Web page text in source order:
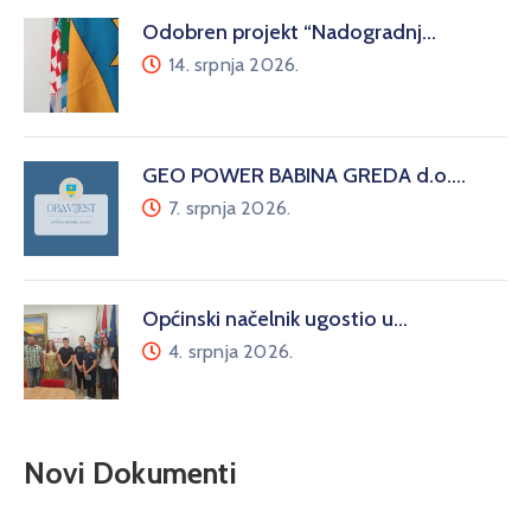
Odobren projekt “Nadogradnj…
14. srpnja 2026.
GEO POWER BABINA GREDA d.o.…
7. srpnja 2026.
Općinski načelnik ugostio u…
4. srpnja 2026.
Novi Dokumenti